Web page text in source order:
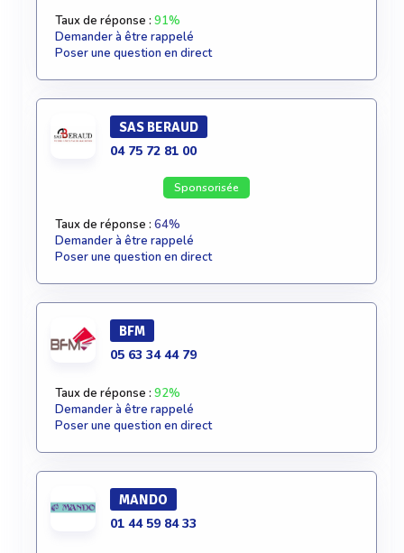
Taux de réponse : 91%
Demander à être rappelé
Poser une question en direct
SAS BERAUD
04 75 72 81 00
Sponsorisée
Taux de réponse : 64%
Demander à être rappelé
Poser une question en direct
BFM
05 63 34 44 79
Taux de réponse : 92%
Demander à être rappelé
Poser une question en direct
MANDO
01 44 59 84 33